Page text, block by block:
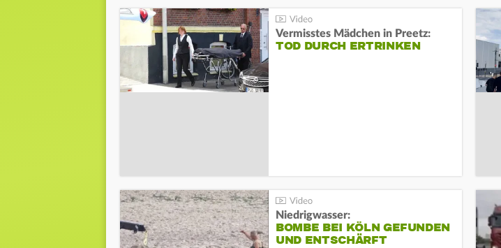
Vermisstes Mädchen in Preetz:
TOD DURCH ERTRINKEN
Niedrigwasser:
BOMBE BEI KÖLN GEFUNDEN
UND ENTSCHÄRFT